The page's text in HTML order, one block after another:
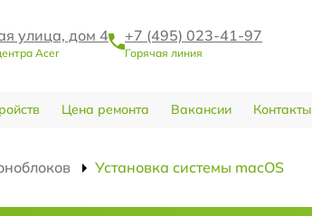
улица, дом 4
Acer
+7 (495) 023-41-97
Горячая линия
Цена ремонта Вакансии Контакты
Установка системы macOS